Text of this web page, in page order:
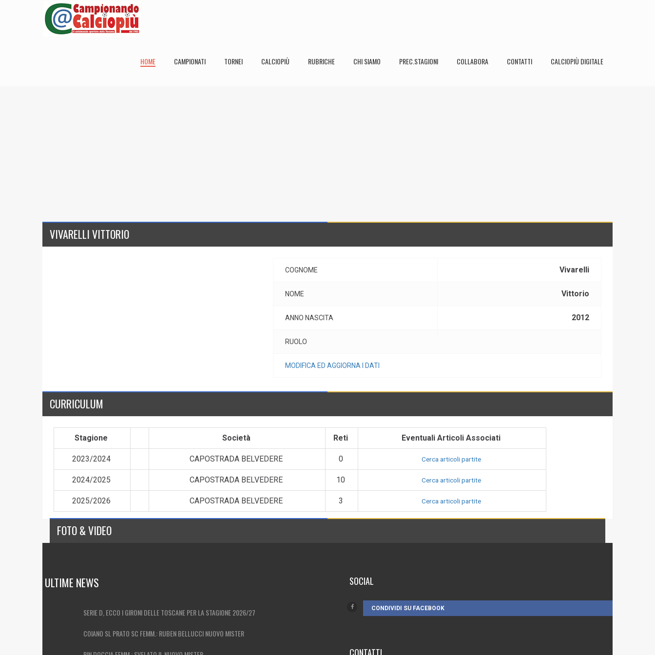
HOME CAMPIONATI TORNEI CALCIOPIÙ RUBRICHE CHI SIAMO PREC.STAGIONI COLLABORA CONTATTI CALCIOPIÙ DIGITALE
VIVARELLI VITTORIO
COGNOME Vivarelli
NOME Vittorio
ANNO NASCITA 2012
RUOLO
MODIFICA ED AGGIORNA I DATI
CURRICULUM
Stagione Società Reti Eventuali Articoli Associati
2023/2024 CAPOSTRADA BELVEDERE 0 Cerca articoli partite
2024/2025 CAPOSTRADA BELVEDERE 10 Cerca articoli partite
2025/2026 CAPOSTRADA BELVEDERE 3 Cerca articoli partite
FOTO & VIDEO
ULTIME NEWS
SERIE D, ECCO I GIRONI DELLE TOSCANE PER LA STAGIONE 2026/27
COIANO SL PRATO SC FEMM.: RUBEN BELLUCCI NUOVO MISTER
SOCIAL
CONDIVIDI SU FACEBOOK